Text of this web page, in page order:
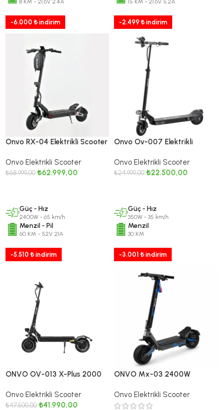
8 KM - 21.6V 2.4A 15 KM - 21.6V 5.2A
-6.000 ₺ indirim
Onvo RX-04 Elektrikli Scooter
Onvo Elektrikli Scooter
₺68.999,00 ₺62.999,00
Güç - Hız
2400W - 65 km/h
Menzil - Pil
60 KM - 52V 21A
-2.499 ₺ indirim
Onvo Ov-007 Elektrikli
Onvo Elektrikli Scooter
₺24.999,00 ₺22.500,00
Güç - Hız
350W - 35 km/h
Menzil
30 KM
-5.510 ₺ indirim
ONVO OV-013 X-Plus 2000
Onvo Elektrikli Scooter
₺47.500,00 ₺41.990,00
-3.001 ₺ indirim
ONVO Mx-03 2400W
Serisi
Onvo Elektrikli Scooter